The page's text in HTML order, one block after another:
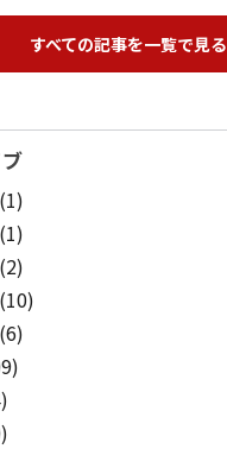
すべての記事を一覧で見る
(1)
(1)
(2)
(10)
(6)